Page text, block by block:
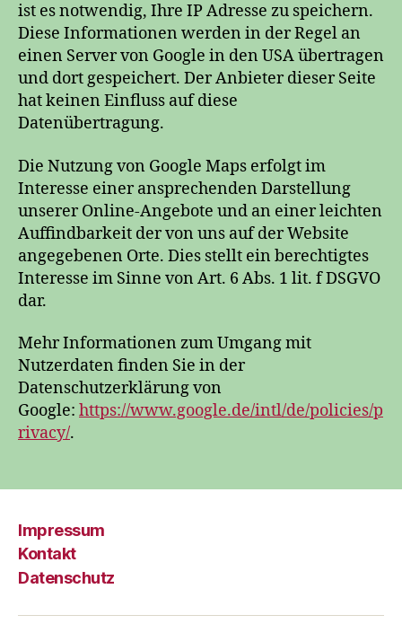
ist es notwendig, Ihre IP Adresse zu speichern.
Diese Informationen werden in der Regel an
einen Server von Google in den USA übertragen
und dort gespeichert. Der Anbieter dieser Seite
hat keinen Einfluss auf diese
Datenübertragung.
Die Nutzung von Google Maps erfolgt im
Interesse einer ansprechenden Darstellung
unserer Online-Angebote und an einer leichten
Auffindbarkeit der von uns auf der Website
angegebenen Orte. Dies stellt ein berechtigtes
Interesse im Sinne von Art. 6 Abs. 1 lit. f DSGVO
dar.
Mehr Informationen zum Umgang mit
Nutzerdaten finden Sie in der
Datenschutzerklärung von
Google: https://www.google.de/intl/de/policies/p
rivacy/.
Impressum
Kontakt
Datenschutz